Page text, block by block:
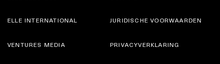
ELLE INTERNATIONAL
VENTURES MEDIA
JURIDISCHE VOORWAARDEN
PRIVACYVERKLARING